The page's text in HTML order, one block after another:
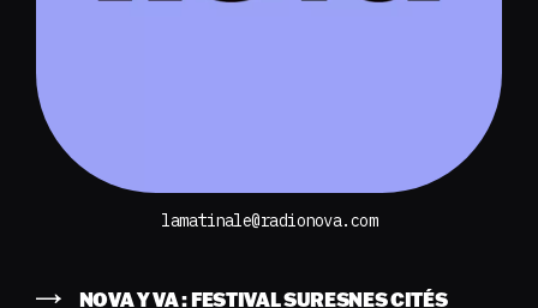
lamatinale@radionova.com
NOVA Y VA : FESTIVAL SURESNES CITÉS